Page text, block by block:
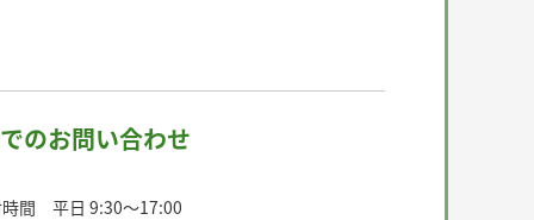
のお問い合わせ
時間 平日 9:30〜17:00